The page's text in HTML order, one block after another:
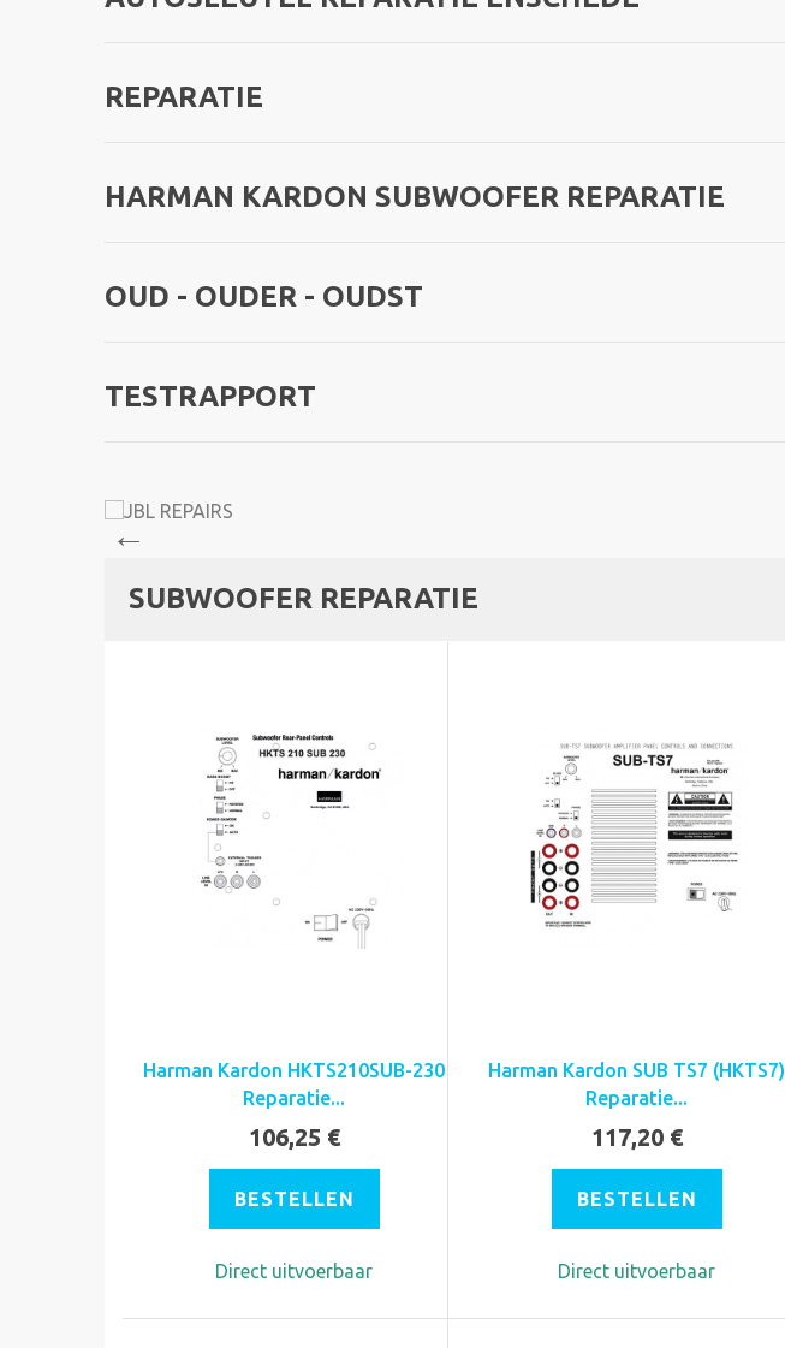
REPARATIE
HARMAN KARDON SUBWOOFER REPARATIE
OUD - OUDER - OUDST
TESTRAPPORT
SUBWOOFER REPARATIE
Harman Kardon HKTS210SUB-230
Reparatie...
106,25 €
BESTELLEN
Direct uitvoerbaar
Harman Kardon SUB TS7 (HKTS7)
Reparatie...
117,20 €
BESTELLEN
Direct uitvoerbaar